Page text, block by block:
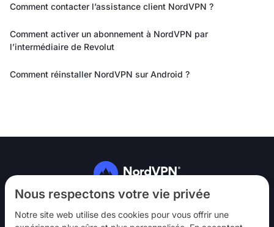
Nous respectons votre vie privée
Notre site web utilise des cookies pour vous offrir une
Comment contacter l’assistance client NordVPN ?
Comment activer un abonnement à NordVPN par
l’intermédiaire de Revolut
Comment réinstaller NordVPN sur Android ?
Suivez-nous